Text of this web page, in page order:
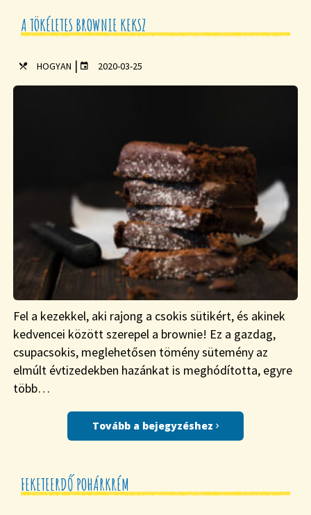
A TÖKÉLETES BROWNIE KEKSZ
HOGYAN | 2020-03-25
Fel a kezekkel, aki rajong a csokis sütikért, és akinek
kedvencei között szerepel a brownie! Ez a gazdag,
csupacsokis, meglehetősen tömény sütemény az
elmúlt évtizedekben hazánkat is meghódította, egyre
több…
Tovább a bejegyzéshez
FEKETEERDŐ POHÁRKRÉM